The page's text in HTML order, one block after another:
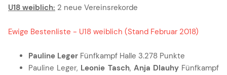
U18 weiblich: 2 neue Vereinsrekorde
Ewige Bestenliste - U18 weiblich (Stand Februar 2018)
Pauline Leger Fünfkampf Halle 3.278 Punkte
Pauline Leger, Leonie Tasch, Anja DlauhyFünfkampf